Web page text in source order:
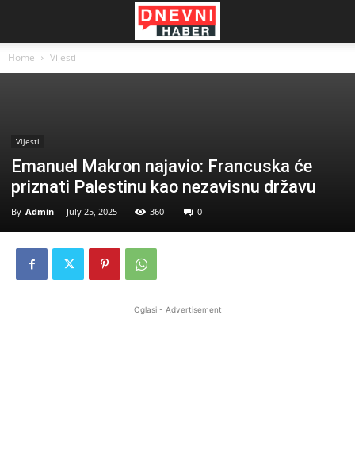
Home Vijesti
Vijesti
Emanuel Makron najavio: Francuska će
priznati Palestinu kao nezavisnu državu
By Admin - July 25, 2025 360 0
Oglasi - Advertisement